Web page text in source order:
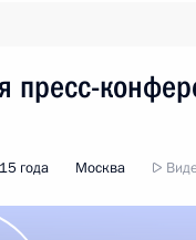
пресс-
года Москва